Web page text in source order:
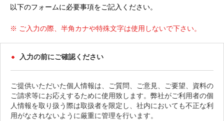
以下のフォームに必要事項をご記入ください。
※ ご入力の際、半角カナや特殊文字は使用しないで下さい。
入力の前にご確認ください
ご提供いただいた個人情報は、ご質問、ご意見、ご要望、資料の
ご請求等にお応えするために使用致します。弊社がご利用者の個
人情報を取り扱う際は取扱者を限定し、社内においても不正な利
用がなされないように厳重に管理を行います。